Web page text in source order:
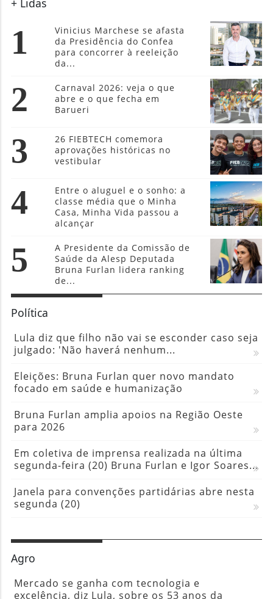
2
Carnaval 2026: veja o que
abre e o que fecha em
Barueri
3
26 FIEBTECH comemora
aprovações históricas no
vestibular
4
Entre o aluguel e o sonho: a
classe média que o Minha
Casa, Minha Vida passou a
5
A Presidente da Comissão de
Saúde da Alesp Deputada
Bruna Furlan lidera ranking
de...
Política
Lula diz que filho não vai se esconder caso seja
julgado: 'Não haverá nenhum...
focado em saúde e humanização
para 2026
segunda-feira (20) Bruna Furlan e Igor Soares...
segunda (20)
Agro
excelência, diz Lula, sobre os 53 anos da
Embrapa
Operação Heavy Pen: Anvisa e Polícia Federal
confrontam mercado irregular de canetas...